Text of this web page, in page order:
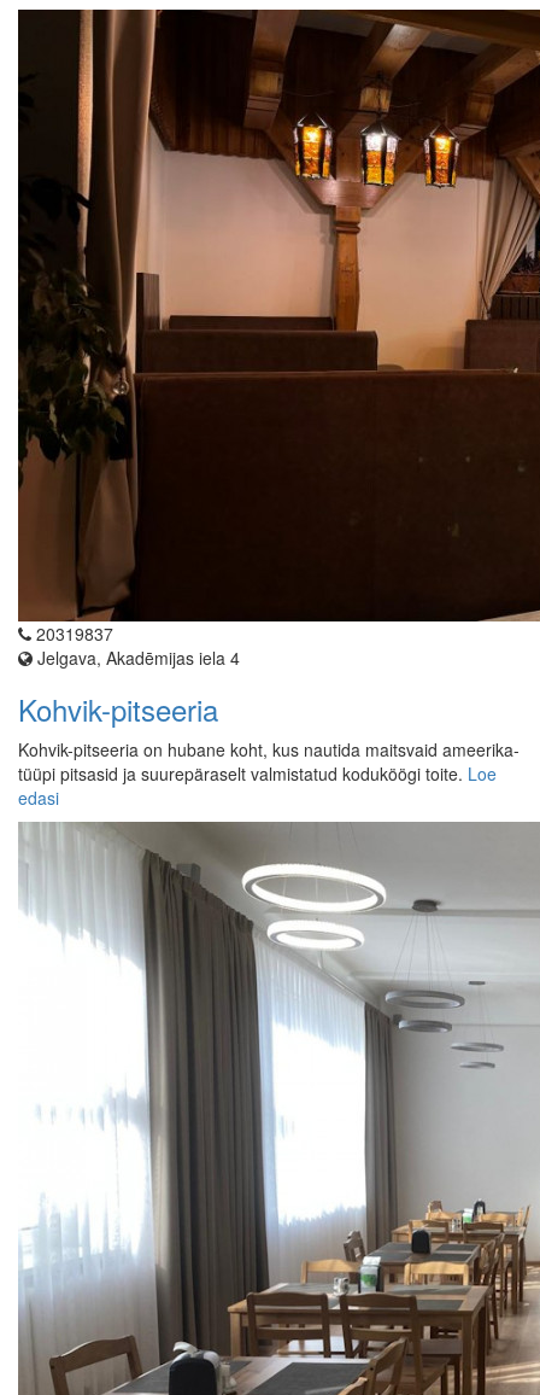
20319837
Jelgava, Akadēmijas iela 4
Kohvik-pitseeria
Kohvik-pitseeria on hubane koht, kus nautida maitsvaid ameerika-
tüüpi pitsasid ja suurepäraselt valmistatud koduköögi toite. Loe
edasi